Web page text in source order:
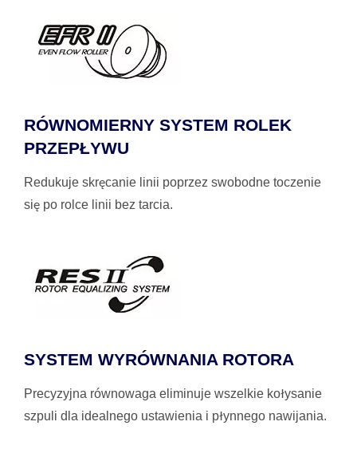
RÓWNOMIERNY SYSTEM ROLEK
PRZEPŁYWU
Redukuje skręcanie linii poprzez swobodne toczenie
się po rolce linii bez tarcia.
SYSTEM WYRÓWNANIA ROTORA
Precyzyjna równowaga eliminuje wszelkie kołysanie
szpuli dla idealnego ustawienia i płynnego nawijania.